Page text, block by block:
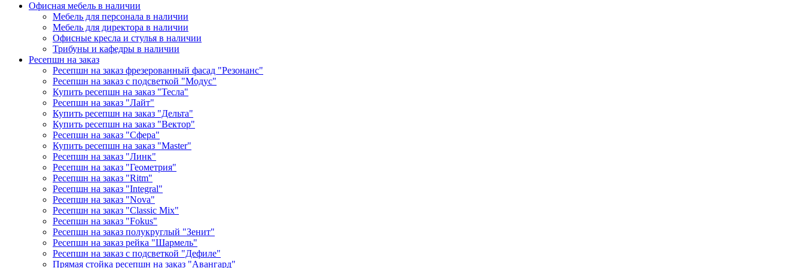
Офисная мебель в наличии
Мебель для персонала в наличии
Мебель для директора в наличии
Офисные кресла и стулья в наличии
Трибуны и кафедры в наличии
Ресепшн на заказ
Ресепшн на заказ фрезерованный фасад "Резонанс"
Ресепшн на заказ с подсветкой "Модус"
Купить ресепшн на заказ "Тесла"
Ресепшн на заказ "Лайт"
Купить ресепшн на заказ "Дельта"
Купить ресепшн на заказ "Вектор"
Ресепшн на заказ "Сфера"
Купить ресепшн на заказ "Master"
Ресепшн на заказ "Линк"
Ресепшн на заказ "Геометрия"
Ресепшн на заказ "Ritm"
Ресепшн на заказ "Integral"
Ресепшн на заказ "Nova"
Ресепшн на заказ "Classic Mix"
Ресепшн на заказ "Fokus"
Ресепшн на заказ полукруглый "Зенит"
Ресепшн на заказ рейка "Шармель"
Ресепшн на заказ с подсветкой "Дефиле"
Прямая стойка ресепшн на заказ "Авангард"